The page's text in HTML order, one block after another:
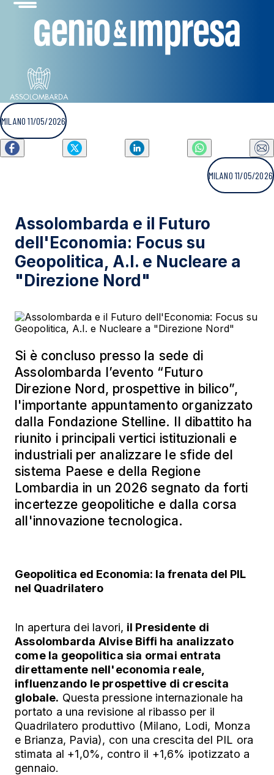
MILANO 11/05/2026
MILANO 11/05/2026
Assolombarda e il Futuro
dell'Economia: Focus su
Geopolitica, A.I. e Nucleare a
"Direzione Nord"
Si è concluso presso la sede di
Assolombarda l’evento “Futuro
Direzione Nord, prospettive in bilico”,
l'importante appuntamento organizzato
dalla Fondazione Stelline. Il dibattito ha
riunito i principali vertici istituzionali e
industriali per analizzare le sfide del
sistema Paese e della Regione
Lombardia in un 2026 segnato da forti
incertezze geopolitiche e dalla corsa
all'innovazione tecnologica.
Geopolitica ed Economia: la frenata del PIL
nel Quadrilatero
In apertura dei lavori, il Presidente di
Assolombarda Alvise Biffi ha analizzato
come la geopolitica sia ormai entrata
direttamente nell'economia reale,
influenzando le prospettive di crescita
globale. Questa pressione internazionale ha
portato a una revisione al ribasso per il
Quadrilatero produttivo (Milano, Lodi, Monza
e Brianza, Pavia), con una crescita del PIL ora
stimata al +1,0%, contro il +1,6% ipotizzato a
gennaio.